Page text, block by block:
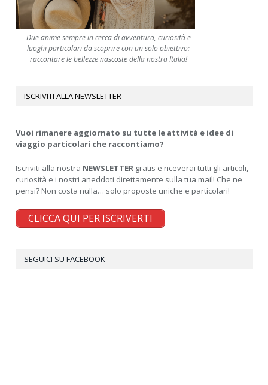
Due anime sempre in cerca di avventura, curiosità e
luoghi particolari da scoprire con un solo obiettivo:
raccontare le bellezze nascoste della nostra Italia!
ISCRIVITI ALLA NEWSLETTER
Vuoi rimanere aggiornato su tutte le attività e idee di
viaggio particolari che raccontiamo?
Iscriviti alla nostra NEWSLETTER gratis e riceverai tutti gli articoli,
curiosità e i nostri aneddoti direttamente sulla tua mail! Che ne
pensi? Non costa nulla… solo proposte uniche e particolari!
CLICCA QUI PER ISCRIVERTI
SEGUICI SU FACEBOOK